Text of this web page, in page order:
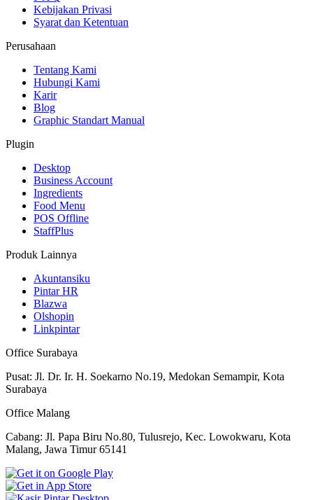
Kebijakan Privasi
Syarat dan Ketentuan
Perusahaan
Tentang Kami
Hubungi Kami
Karir
Blog
Graphic Standart Manual
Plugin
Desktop
Business Account
Ingredients
Food Menu
POS Offline
StaffPlus
Produk Lainnya
Akuntansiku
Pintar HR
Blazwa
Olshopin
Linkpintar
Office Surabaya
Pusat: Jl. Dr. Ir. H. Soekarno No.19, Medokan Semampir, Kota
Surabaya
Office Malang
Cabang: Jl. Papa Biru No.80, Tulusrejo, Kec. Lowokwaru, Kota
Malang, Jawa Timur 65141